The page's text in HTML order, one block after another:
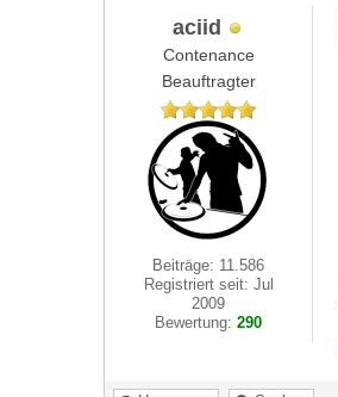
aciid
Contenance
Beauftragter
Beiträge: 11.586
Registriert seit: Jul
2009
Bewertung:290